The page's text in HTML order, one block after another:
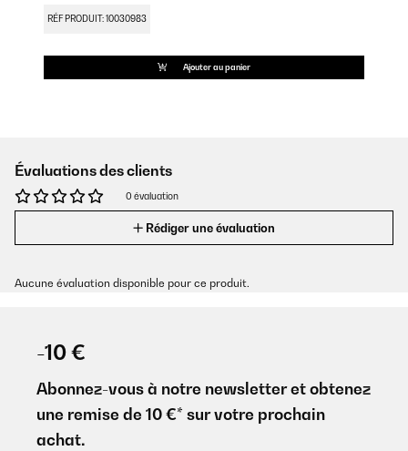
RÉF PRODUIT: 10030983
Ajouter au panier
Évaluations des clients
0 évaluation
Rédiger une évaluation
Aucune évaluation disponible pour ce produit.
-10 €
Abonnez-vous à notre newsletter et obtenez
une remise de 10 €* sur votre prochain
achat.